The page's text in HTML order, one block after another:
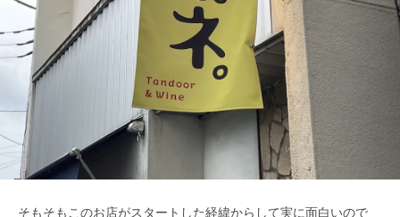
そもそもこのお店がスタートした経緯からして実に面白いので